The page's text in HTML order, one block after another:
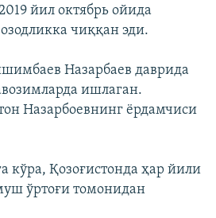
йил октябрь ойида
чиққан эди.
Назарбаев даврида
ишлаган.
Назарбоевнинг ёрдамчиси
кўра, Қозоғистонда ҳар йили
ўртоғи томонидан